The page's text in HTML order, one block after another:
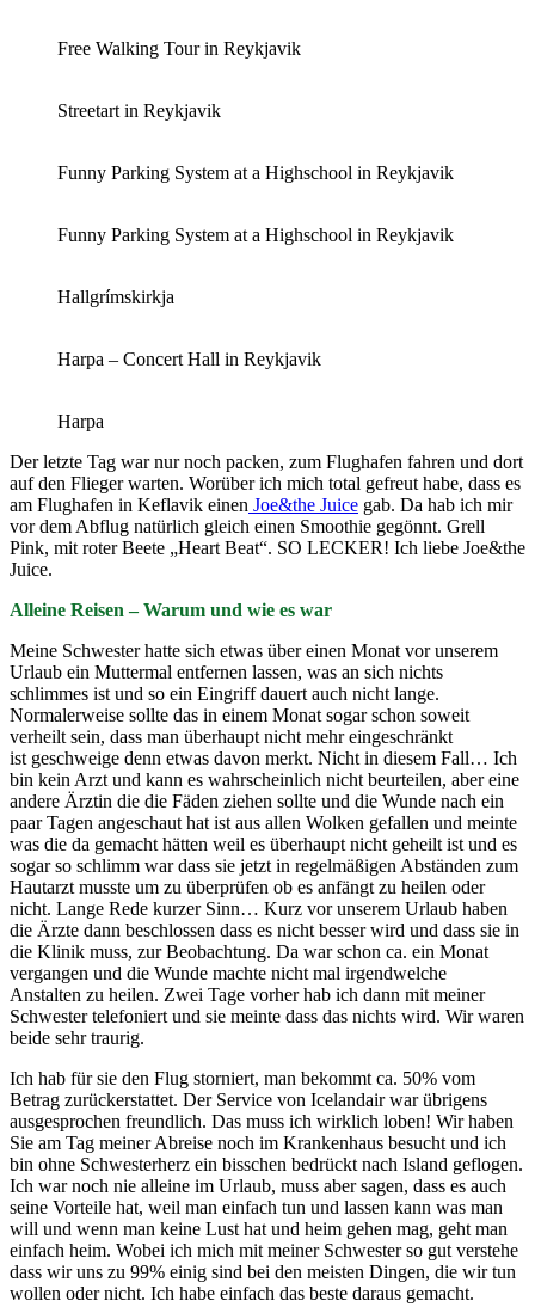
Free Walking Tour in Reykjavik
Streetart in Reykjavik
Funny Parking System at a Highschool in Reykjavik
Funny Parking System at a Highschool in Reykjavik
Hallgrímskirkja
Harpa – Concert Hall in Reykjavik
Harpa
Der letzte Tag war nur noch packen, zum Flughafen fahren und dort
auf den Flieger warten. Worüber ich mich total gefreut habe, dass es
am Flughafen in Keflavik einen Joe&the Juice gab. Da hab ich mir
vor dem Abflug natürlich gleich einen Smoothie gegönnt. Grell
Pink, mit roter Beete „Heart Beat“. SO LECKER! Ich liebe Joe&the
Juice.
Alleine Reisen – Warum und wie es war
Meine Schwester hatte sich etwas über einen Monat vor unserem
Urlaub ein Muttermal entfernen lassen, was an sich nichts
schlimmes ist und so ein Eingriff dauert auch nicht lange.
Normalerweise sollte das in einem Monat sogar schon soweit
verheilt sein, dass man überhaupt nicht mehr eingeschränkt
ist geschweige denn etwas davon merkt. Nicht in diesem Fall… Ich
bin kein Arzt und kann es wahrscheinlich nicht beurteilen, aber eine
andere Ärztin die die Fäden ziehen sollte und die Wunde nach ein
paar Tagen angeschaut hat ist aus allen Wolken gefallen und meinte
was die da gemacht hätten weil es überhaupt nicht geheilt ist und es
sogar so schlimm war dass sie jetzt in regelmäßigen Abständen zum
Hautarzt musste um zu überprüfen ob es anfängt zu heilen oder
nicht. Lange Rede kurzer Sinn… Kurz vor unserem Urlaub haben
die Ärzte dann beschlossen dass es nicht besser wird und dass sie in
die Klinik muss, zur Beobachtung. Da war schon ca. ein Monat
vergangen und die Wunde machte nicht mal irgendwelche
Anstalten zu heilen. Zwei Tage vorher hab ich dann mit meiner
Schwester telefoniert und sie meinte dass das nichts wird. Wir waren
beide sehr traurig.
Ich hab für sie den Flug storniert, man bekommt ca. 50% vom
Betrag zurückerstattet. Der Service von Icelandair war übrigens
ausgesprochen freundlich. Das muss ich wirklich loben! Wir haben
Sie am Tag meiner Abreise noch im Krankenhaus besucht und ich
bin ohne Schwesterherz ein bisschen bedrückt nach Island geflogen.
Ich war noch nie alleine im Urlaub, muss aber sagen, dass es auch
seine Vorteile hat, weil man einfach tun und lassen kann was man
will und wenn man keine Lust hat und heim gehen mag, geht man
einfach heim. Wobei ich mich mit meiner Schwester so gut verstehe
dass wir uns zu 99% einig sind bei den meisten Dingen, die wir tun
wollen oder nicht. Ich habe einfach das beste daraus gemacht.